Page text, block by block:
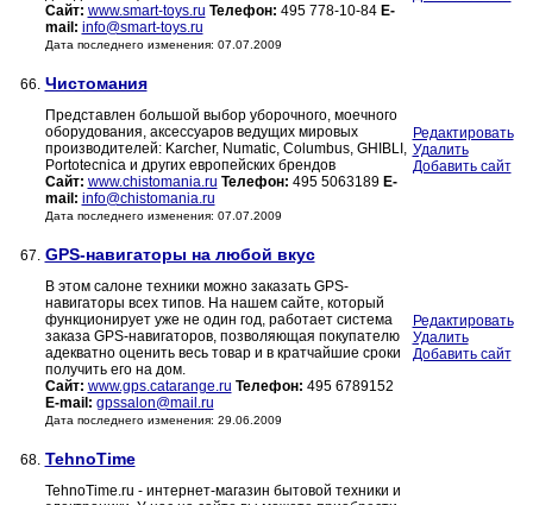
Сайт: www.smart-toys.ru Телефон: 495 778-10-84 E-
mail: info@smart-toys.ru
Дата последнего изменения: 07.07.2009
66. Чистомания
Представлен большой выбор уборочного, моечного
оборудования, аксессуаров ведущих мировых
производителей: Karcher, Numatic, Columbus, GHIBLI,
Portotecnica и других европейских брендов
Сайт: www.chistomania.ru Телефон: 495 5063189 E-
mail: info@chistomania.ru
Дата последнего изменения: 07.07.2009
Редактировать
Удалить
Добавить сайт
67. GPS-навигаторы на любой вкус
В этом салоне техники можно заказать GPS-
навигаторы всех типов. На нашем сайте, который
функционирует уже не один год, работает система
заказа GPS-навигаторов, позволяющая покупателю
адекватно оценить весь товар и в кратчайшие сроки
получить его на дом.
Сайт: www.gps.catarange.ru Телефон: 495 6789152
E-mail: gpssalon@mail.ru
Дата последнего изменения: 29.06.2009
Редактировать
Удалить
Добавить сайт
68. TehnoTime
TehnoTime.ru - интернет-магазин бытовой техники и